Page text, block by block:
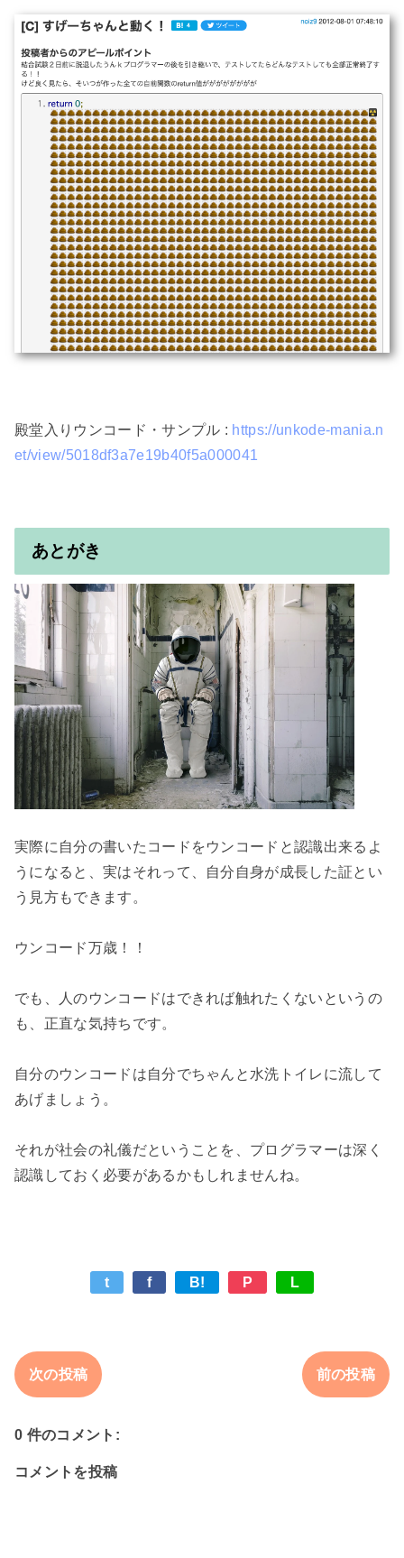
殿堂入りウンコード・サンプル : https://unkode-mania.n
et/view/5018df3a7e19b40f5a000041
あとがき
実際に自分の書いたコードをウンコードと認識出来るよ
うになると、実はそれって、自分自身が成長した証とい
う見方もできます。
ウンコード万歳！！
でも、人のウンコードはできれば触れたくないというの
も、正直な気持ちです。
自分のウンコードは自分でちゃんと水洗トイレに流して
あげましょう。
それが社会の礼儀だということを、プログラマーは深く
t f B! P L
次の投稿 前の投稿
0 件のコメント:
コメントを投稿